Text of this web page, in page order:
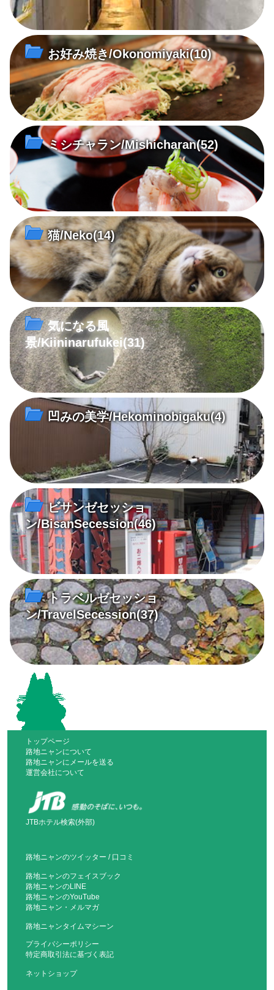
お好み焼き/Okonomiyaki(10)
ミシチャラン/Mishicharan(52)
猫/Neko(14)
気になる風
景/Kiininarufukei(31)
凹みの美学/Hekominobigaku(4)
ビサンゼセッショ
ン/BisanSecession(46)
トラベルゼセッショ
ン/TravelSecession(37)
トップページ
路地ニャンについて
路地ニャンにメールを送る
運営会社について
JTBホテル検索(外部)
路地ニャンのツイッター / 口コミ
路地ニャンのフェイスブック
路地ニャンのLINE
路地ニャンのYouTube
路地ニャン・メルマガ
路地ニャンタイムマシーン
プライバシーポリシー
特定商取引法に基づく表記
ネットショップ